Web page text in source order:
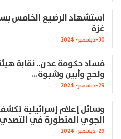
استشهاد الرضيع الخامس
غزة
30-ديسمبر- 2024
فساد حكومة عدن.. نقابة
ولحج وأبين وشبوة…
29-ديسمبر- 2024
وسائل إعلام إسرائيلية
الجوي المتطورة في
29-ديسمبر- 2024